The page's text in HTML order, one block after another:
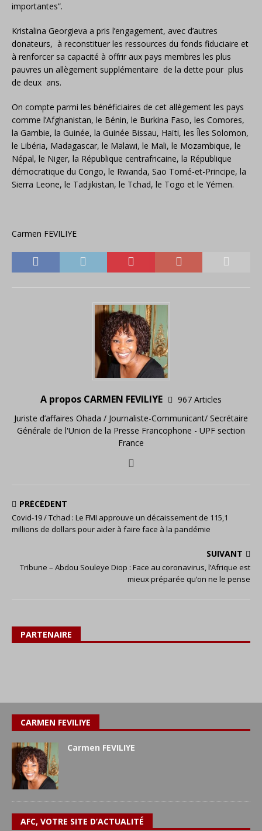
importantes”.
Kristalina Georgieva a pris l’engagement, avec d’autres
donateurs, à reconstituer les ressources du fonds fiduciaire et
à renforcer sa capacité à offrir aux pays membres les plus
pauvres un allègement supplémentaire de la dette pour plus
de deux ans.
On compte parmi les bénéficiaires de cet allègement les pays
comme l’Afghanistan, le Bénin, le Burkina Faso, les Comores,
la Gambie, la Guinée, la Guinée Bissau, Haïti, les Îles Solomon,
le Libéria, Madagascar, le Malawi, le Mali, le Mozambique, le
Népal, le Niger, la République centrafricaine, la République
démocratique du Congo, le Rwanda, Sao Tomé-et-Principe, la
Sierra Leone, le Tadjikistan, le Tchad, le Togo et le Yémen.
Carmen FEVILIYE
A propos CARMEN FEVILIYE
967 Articles
Juriste d’affaires Ohada / Journaliste-Communicant/ Secrétaire
Générale de l'Union de la Presse Francophone - UPF section
France
PRÉCÉDENT
Covid-19 / Tchad : Le FMI approuve un décaissement de 115,1
millions de dollars pour aider à faire face à la pandémie
SUIVANT
Tribune – Abdou Souleye Diop : Face au coronavirus, l’Afrique est
mieux préparée qu’on ne le pense
PARTENAIRE
CARMEN FEVILIYE
Carmen FEVILIYE
AFC, VOTRE SITE D’ACTUALITÉ